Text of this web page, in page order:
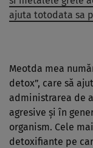
ajuta totodata sa
Meotda mea
detox”, care să
administrarea de
agresive şi în
organism. Cele
detoxifiante pe